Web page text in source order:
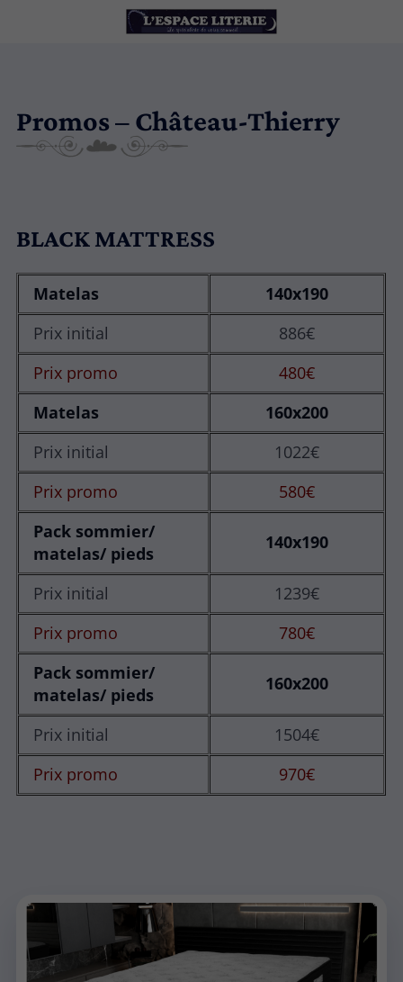
Promos – Château-Thierry
BLACK MATTRESS
Matelas
140x190
Prix initial
886€
Prix promo
480€
Matelas
160x200
Prix initial
1022€
Prix promo
580€
Pack sommier/
matelas/ pieds
140x190
Prix initial
1239€
Prix promo
780€
Pack sommier/
matelas/ pieds
160x200
Prix initial
1504€
Prix promo
970€